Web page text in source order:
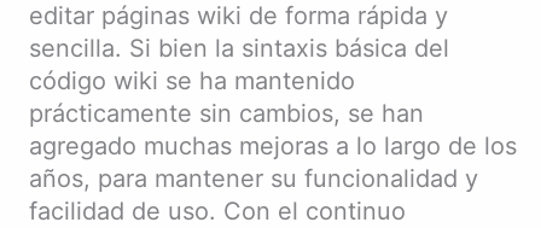
editar páginas wiki de forma rápida y
sencilla. Si bien la sintaxis básica del
código wiki se ha mantenido
prácticamente sin cambios, se han
agregado muchas mejoras a lo largo de los
años, para mantener su funcionalidad y
facilidad de uso. Con el continuo